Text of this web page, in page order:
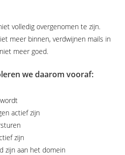
volledig overgenomen te zijn.
meer binnen, verdwijnen mails in
meer goed.
we daarom vooraf:
actief zijn
zijn
zijn aan het domein